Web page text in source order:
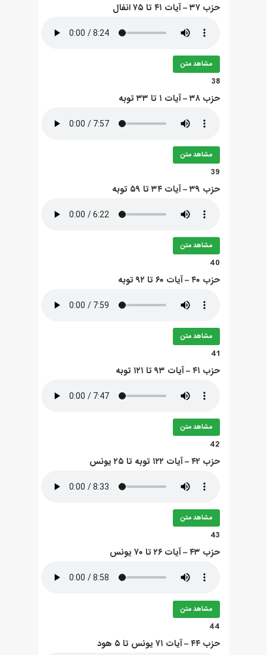
حزب ۳۷ – آيات ۴۱ تا ۷۵ انفال
مشاهد متن
38
حزب ۳۸ – آيات ۱ تا ۳۳ توبه
مشاهد متن
39
حزب ۳۹ – آيات ۳۴ تا ۵۹ توبه
مشاهد متن
40
حزب ۴۰ – آيات ۶۰ تا ۹۲ توبه
مشاهد متن
41
حزب ۴۱ – آيات ۹۳ تا ۱۲۱ توبه
مشاهد متن
42
حزب ۴۲ – آيات ۱۲۲ توبه تا ۲۵ يونس
مشاهد متن
43
حزب ۴۳ – آيات ۲۶ تا ۷۰ يونس
مشاهد متن
44
حزب ۴۴ – آيات ۷۱ يونس تا ۵ هود